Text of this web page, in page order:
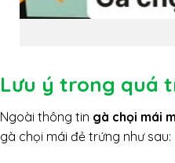
Lưu ý trong quá
Ngoài thông tin gà chọi mái
gà chọi mái đẻ trứng như sau: